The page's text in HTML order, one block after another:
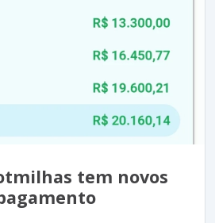
tem novos